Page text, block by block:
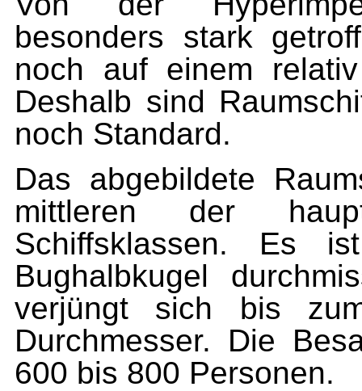
besonders stark
noch auf einem
Deshalb sind
noch Standard.
Das abgebildete
mittleren der
Schiffsklassen. Es
Bughalbkugel
verjüngt sich bis
Durchmesser. Die
600 bis 800 Personen.